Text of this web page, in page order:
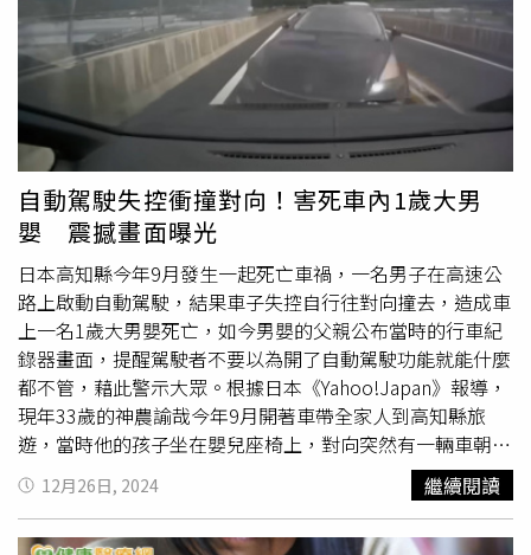
終導致心臟衰竭。「主動脈瓣膜狹窄」可致心臟衰竭、猝
死 醫籲勿延誤治療詹仕戎醫師表示，胸悶，容易喘或是稍
微活動就會心跳加速，甚至出現血壓不穩、突然下降等情
況，都是心臟出現問題的警訊。建議洗腎患者應每年定期進
行心臟檢查，若心臟瓣膜出現問題，醫師可透過聽診檢查發
現心雜音，進一步安排心臟超音波檢查，如果瓣膜病變情況
嚴重，就需要及時進行介入處理。多數洗腎患者可能同時患
有糖尿病、心血管疾病等慢性病，台北慈濟醫院心臟外科諶
大中主任就指出，對這些患者而言，長期就醫已讓他們身心
俱疲，當得知自己又多患一種病時，患者經常缺乏就醫及治
療的意願。然而，洗腎患者的瓣膜狹窄惡化速度較一般患者
快，可能一兩年內就會由輕度發展至重度。而主動脈瓣膜狹
窄若延誤治療，可能導致嚴重的心臟衰竭，甚至引發心臟驟
停，造成心因性猝死，對生命是極大的威脅。醫師提醒患者
應提高警覺，及早發現、及早治療。洗腎不順 恐是心臟問
題惹禍！及早治療患者有望重返日常許多洗腎患者因心臟瓣
膜問題，在洗腎過程中出現胸悶、血壓下降，導致洗腎不順
利，身體難以有效排除水分和毒素。諶主任指出，若能在心
臟功能嚴重受損前及早治療，為患者植入功能正常的瓣膜，
自動駕駛失控衝撞對向！害死車內1歲大男
嬰 震撼畫面曝光
日本高知縣今年9月發生一起死亡車禍，一名男子在高速公
路上啟動自動駕駛，結果車子失控自行往對向撞去，造成車
上一名1歲大男嬰死亡，如今男嬰的父親公布當時的行車紀
錄器畫面，提醒駕駛者不要以為開了自動駕駛功能就能什麼
都不管，藉此警示大眾。根據日本《Yahoo!Japan》報導，
現年33歲的神農諭哉今年9月開著車帶全家人到高知縣旅
遊，當時他的孩子坐在嬰兒座椅上，對向突然有一輛車朝著
他們高速衝撞，速度極快來不及閃避，導致他1歲的兒子因
創傷性休克而死亡。肇事的60歲駕駛竹崎壽洋在行駛途中，
開啟豐田CROWN Crossover汽車的自動駕駛功能，接著放
12月26日, 2024 繼續閱讀